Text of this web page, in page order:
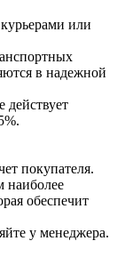
или
в надежной
действует
покупателя.
наиболее
обеспечит
у менеджера.